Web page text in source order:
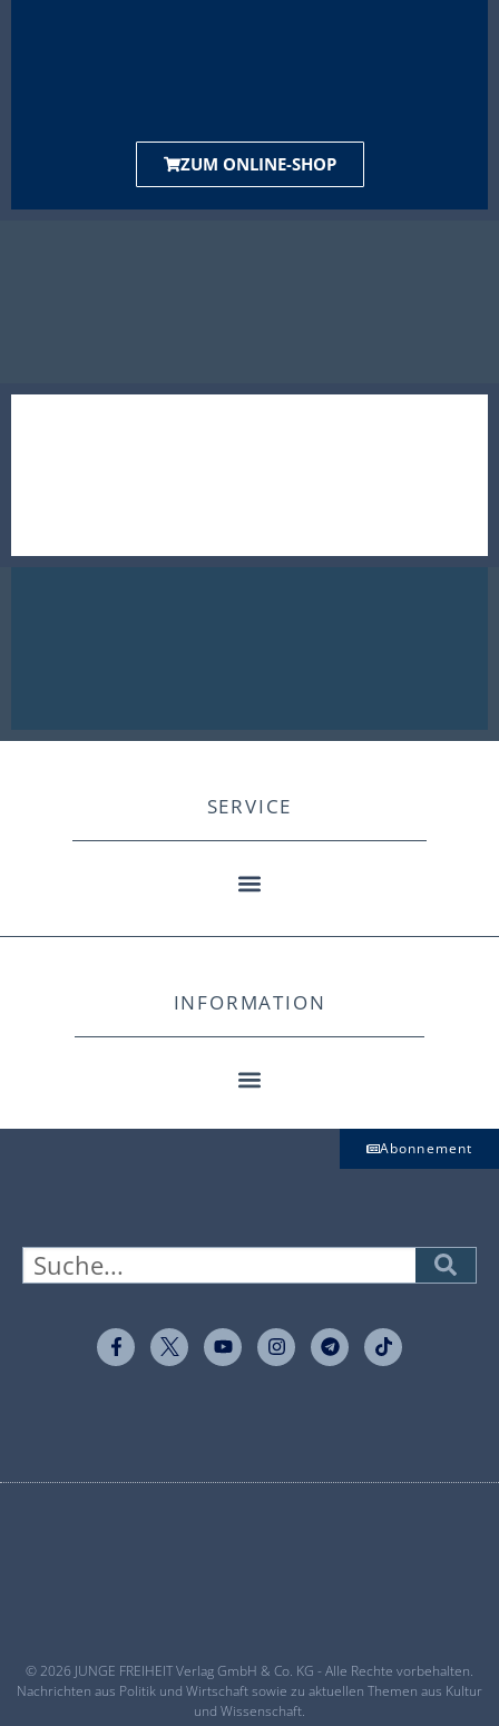
ZUM ONLINE-SHOP
SERVICE
INFORMATION
Abonnement
© 2026 JUNGE FREIHEIT Verlag GmbH & Co. KG - Alle Rechte vorbehalten.
Nachrichten aus Politik und Wirtschaft sowie zu aktuellen Themen aus Kultur
und Wissenschaft.